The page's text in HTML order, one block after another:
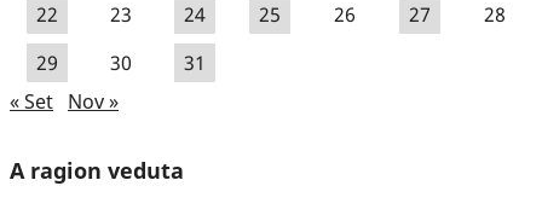
22
23 24 25 26 27
28
29
30
31
« Set Nov »
A ragion veduta